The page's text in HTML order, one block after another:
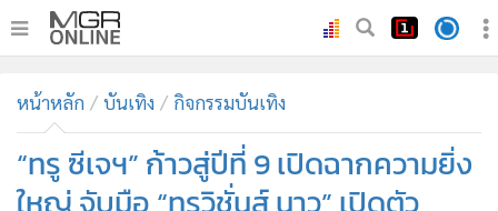
ทันเหตุการณ์
• ภาคใต้
•
ภูมิภาค
หน้าหลัก บันเทิง กิจกรรมบันเทิง
“ทรู ซีเจฯ” ก้าวสู่ปีที่ 9 เปิดฉากความยิ่ง